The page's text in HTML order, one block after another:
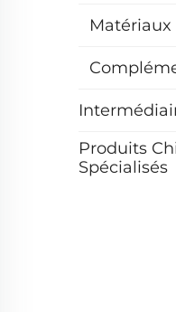
Produits
Spécialisés